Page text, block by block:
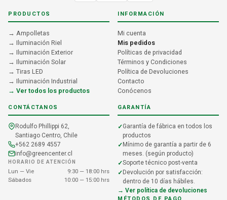
PRODUCTOS
→ Ampolletas
→ Iluminación Riel
→ Iluminación Exterior
→ Iluminación Solar
→ Tiras LED
→ Iluminación Industrial
→ Ver todos los productos
INFORMACIÓN
Mi cuenta
Mis pedidos
Políticas de privacidad
Términos y Condiciones
Política de Devoluciones
Contacto
Conócenos
CONTÁCTANOS
Rodulfo Phillippi 62,
Santiago Centro, Chile
+562 2689 4557
info@greencenter.cl
HORARIO DE ATENCIÓN
Lun — Vie
9:30 — 18:00 hrs
Sábados
10:00 — 15:00 hrs
GARANTÍA
Garantía de fábrica en todos los
productos
Mínimo de garantía a partir de 6
meses. (según producto)
Soporte técnico post-venta
Devolución por satisfacción:
dentro de 10 días hábiles.
→ Ver política de devoluciones